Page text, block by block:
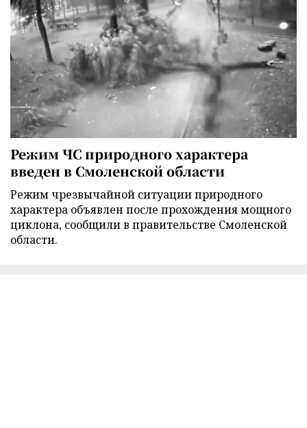
Режим ЧС природного характера
введен в Смоленской области
Режим чрезвычайной ситуации природного
характера объявлен после прохождения мощного
циклона, сообщили в правительстве Смоленской
области.